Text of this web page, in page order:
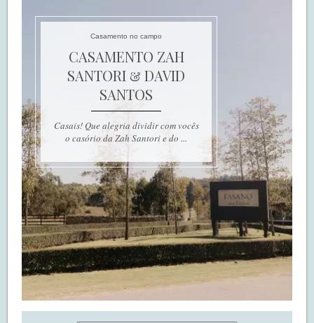
Casamento no campo
CASAMENTO ZAH
SANTORI & DAVID
SANTOS
Casais! Que alegria dividir com vocês
o casório da Zah Santori e do ...